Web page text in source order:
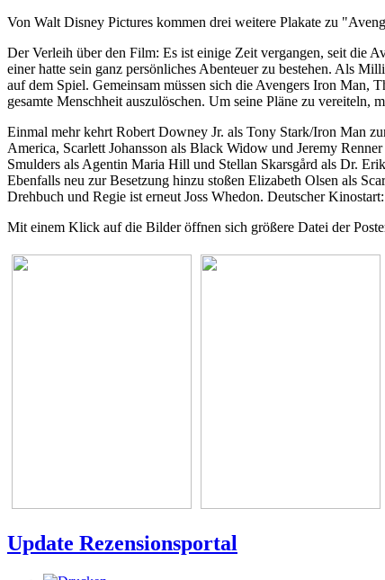
Von Walt Disney Pictures kommen drei weitere Plakate zu
Der Verleih über den Film: Es ist einige Zeit vergangen, seit die
einer hatte sein ganz persönliches Abenteuer zu bestehen. Als
auf dem Spiel. Gemeinsam müssen sich die Avengers Iron
gesamte Menschheit auszulöschen. Um seine Pläne zu vereiteln,
Einmal mehr kehrt Robert Downey Jr. als Tony Stark/Iron Man
America, Scarlett Johansson als Black Widow und Jeremy
Smulders als Agentin Maria Hill und Stellan Skarsgård als Dr.
Ebenfalls neu zur Besetzung hinzu stoßen Elizabeth Olsen als
Drehbuch und Regie ist erneut Joss Whedon. Deutscher
Mit einem Klick auf die Bilder öffnen sich größere Datei der
Update Rezensionsportal